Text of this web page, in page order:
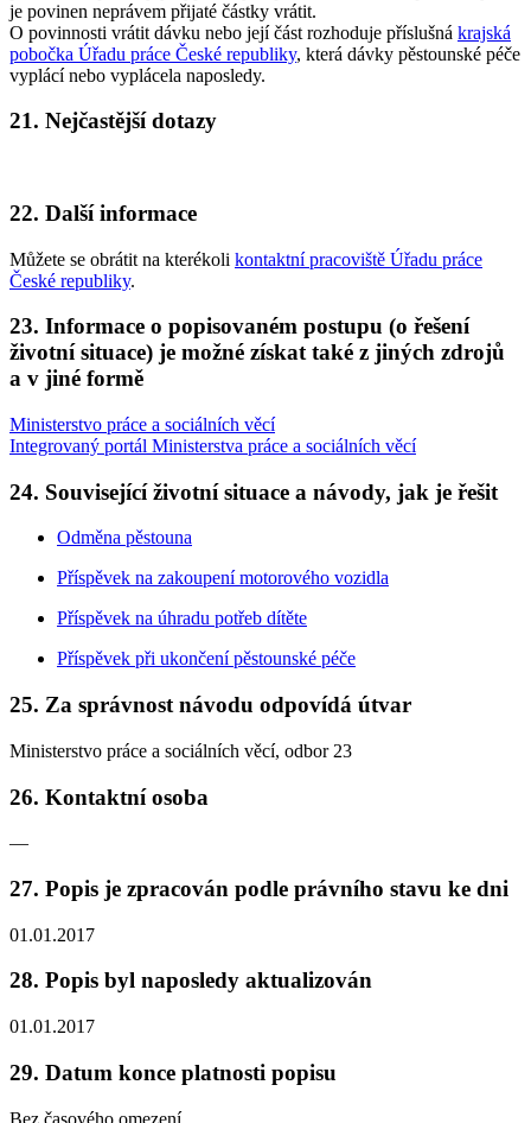
je povinen neprávem přijaté částky vrátit.
O povinnosti vrátit dávku nebo její část rozhoduje příslušná krajská
pobočka Úřadu práce České republiky, která dávky pěstounské péče
vyplácí nebo vyplácela naposledy.
21. Nejčastější dotazy
22. Další informace
Můžete se obrátit na kterékoli kontaktní pracoviště Úřadu práce
České republiky.
23. Informace o popisovaném postupu (o řešení
životní situace) je možné získat také z jiných zdrojů
a v jiné formě
Ministerstvo práce a sociálních věcí
Integrovaný portál Ministerstva práce a sociálních věcí
24. Související životní situace a návody, jak je řešit
Odměna pěstouna
Příspěvek na zakoupení motorového vozidla
Příspěvek na úhradu potřeb dítěte
Příspěvek při ukončení pěstounské péče
25. Za správnost návodu odpovídá útvar
Ministerstvo práce a sociálních věcí, odbor 23
26. Kontaktní osoba
—
27. Popis je zpracován podle právního stavu ke dni
01.01.2017
28. Popis byl naposledy aktualizován
01.01.2017
29. Datum konce platnosti popisu
Bez časového omezení.